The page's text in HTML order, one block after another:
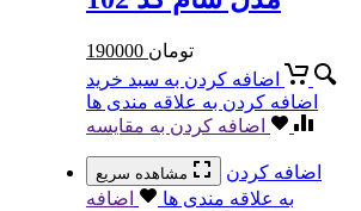
190000 تومان
اضافه کردن به سبد خرید
اضافه کردن به علاقه مندی ها
اضافه کردن به مقایسه
مشاهده سریع
اضافه کردن
به علاقه مندی ها
اضافه